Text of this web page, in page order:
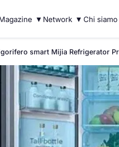
▾ Network ▾ Chi siamo
smart Mijia Refrigerator